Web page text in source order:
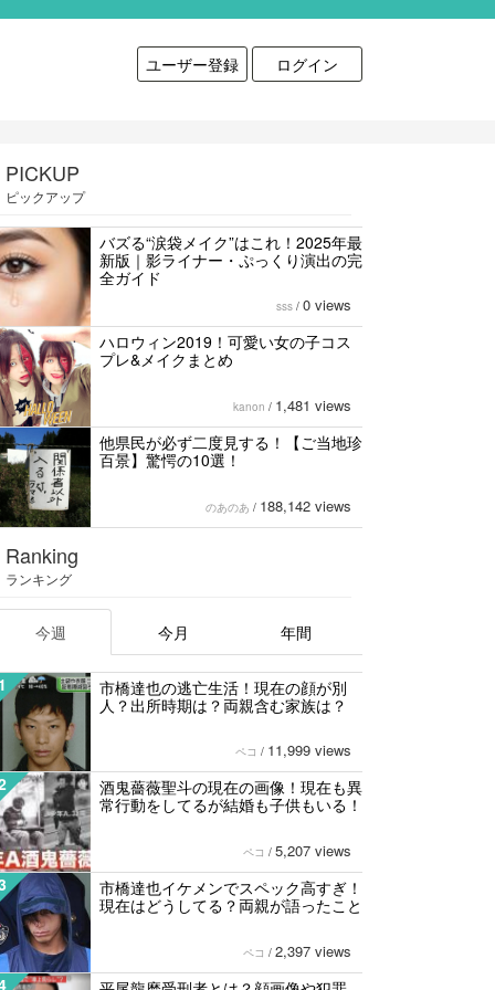
ユーザー登録 ログイン
PICKUP
ピックアップ
バズる“涙袋メイク”はこれ！2025年最
新版｜影ライナー・ぷっくり演出の完
全ガイド
sss / 0 views
ハロウィン2019！可愛い女の子コス
プレ&メイクまとめ
kanon / 1,481 views
他県民が必ず二度見する！【ご当地珍
百景】驚愕の10選！
のあのあ / 188,142 views
Ranking
ランキング
今週 今月 年間
市橋達也の逃亡生活！現在の顔が別
人？出所時期は？両親含む家族は？
ペコ / 11,999 views
酒鬼薔薇聖斗の現在の画像！現在も異
常行動をしてるが結婚も子供もいる！
ペコ / 5,207 views
市橋達也イケメンでスペック高すぎ！
現在はどうしてる？両親が語ったこと
ペコ / 2,397 views